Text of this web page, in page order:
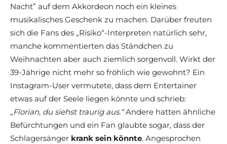
Nacht” auf dem Akkordeon noch ein kleines
musikalisches Geschenk zu machen. Darüber freuten
sich die Fans des „Risiko“-Interpreten natürlich sehr,
manche kommentierten das Ständchen zu
Weihnachten aber auch ziemlich sorgenvoll. Wirkt der
39-Jährige nicht mehr so fröhlich wie gewohnt? Ein
Instagram-User vermutete, dass dem Entertainer
etwas auf der Seele liegen könnte und schrieb:
„Florian, du siehst traurig aus.“Andere hatten ähnliche
Befürchtungen und ein Fan glaubte sogar, dass der
Schlagersänger krank sein könnte. Angesprochen